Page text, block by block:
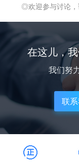
◎欢迎参与讨论，
在这儿，
我们努
联